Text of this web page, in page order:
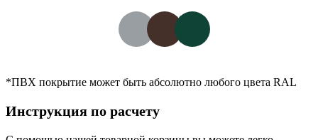
*ПВХ покрытие может быть абсолютно любого цвета RAL
Инструкция по расчету